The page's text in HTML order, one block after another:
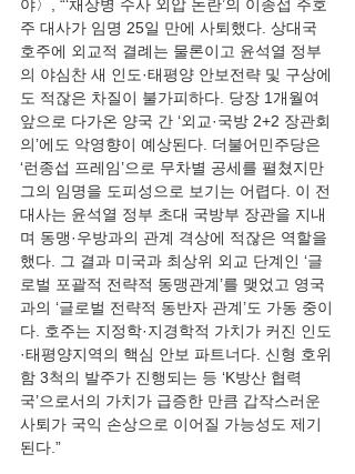
야〉, “‘채상병 수사 외압 논란’의 이종섭 주호
주 대사가 임명 25일 만에 사퇴했다. 상대국
호주에 외교적 결례는 물론이고 윤석열 정부
의 야심찬 새 인도·태평양 안보전략 및 구상에
도 적잖은 차질이 불가피하다. 당장 1개월여
앞으로 다가온 양국 간 ‘외교·국방 2+2 장관회
의’에도 악영향이 예상된다. 더불어민주당은
‘런종섭 프레임’으로 무차별 공세를 펼쳤지만
그의 임명을 도피성으로 보기는 어렵다. 이 전
대사는 윤석열 정부 초대 국방부 장관을 지내
며 동맹·우방과의 관계 격상에 적잖은 역할을
했다. 그 결과 미국과 최상위 외교 단계인 ‘글
로벌 포괄적 전략적 동맹관계’를 맺었고 영국
과의 ‘글로벌 전략적 동반자 관계’도 가동 중이
다. 호주는 지정학·지경학적 가치가 커진 인도
·태평양지역의 핵심 안보 파트너다. 신형 호위
함 3척의 발주가 진행되는 등 ‘K방산 협력
국’으로서의 가치가 급증한 만큼 갑작스러운
사퇴가 국익 손상으로 이어질 가능성도 제기
된다.”